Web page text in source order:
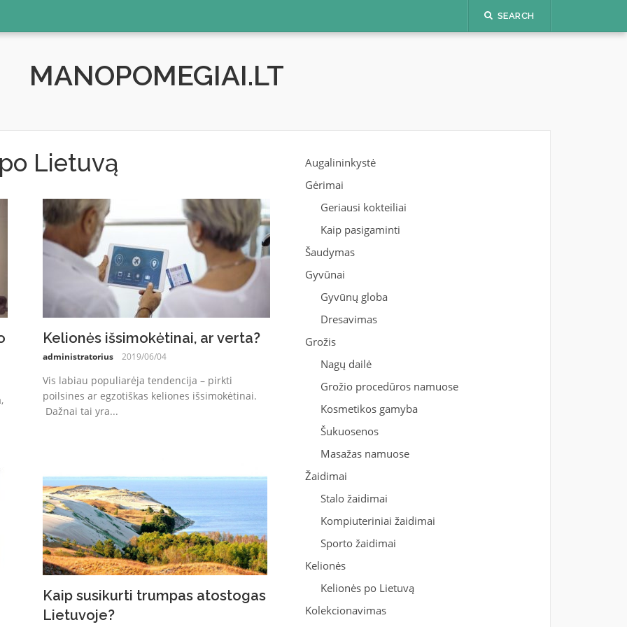
SEARCH
MANOPOMEGIAI.LT
Lietuvą
Kelionės išsimokėtinai, ar verta?
administratorius 2019/06/04
Vis labiau populiarėja tendencija – pirkti
poilsines ar egzotiškas keliones išsimokėtinai.
Dažnai tai yra...
Kaip susikurti trumpas atostogas
Lietuvoje?
Augalininkystė
Gėrimai
Geriausi kokteiliai
Kaip pasigaminti
Šaudymas
Gyvūnai
Gyvūnų globa
Dresavimas
Grožis
Nagų dailė
Grožio procedūros namuose
Kosmetikos gamyba
Šukuosenos
Masažas namuose
Žaidimai
Stalo žaidimai
Kompiuteriniai žaidimai
Sporto žaidimai
Kelionės
Kelionės po Lietuvą
Kolekcionavimas